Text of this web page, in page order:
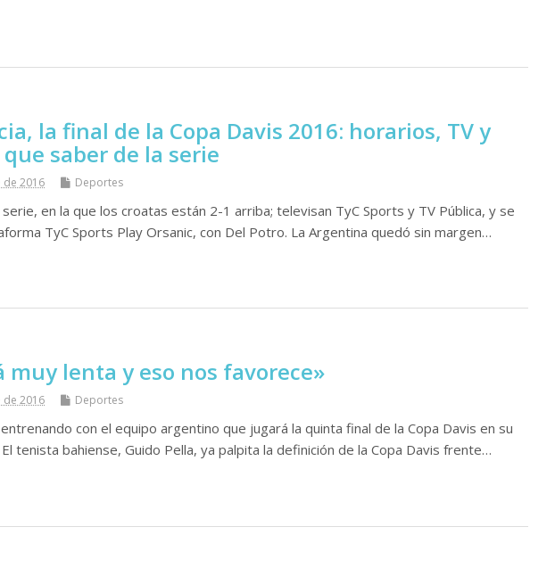
la final de la Copa Davis 2016: horarios, TV y
saber de la serie
2016 Deportes
en la que los croatas están 2-1 arriba; televisan TyC Sports y TV Pública, y se
TyC Sports Play Orsanic, con Del Potro. La Argentina quedó sin margen…
muy lenta y eso nos favorece»
2016 Deportes
con el equipo argentino que jugará la quinta final de la Copa Davis en su
tenista bahiense, Guido Pella, ya palpita la definición de la Copa Davis frente…